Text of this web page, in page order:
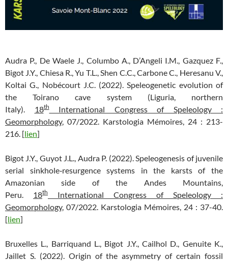
Audra P., De Waele J., Columbo A., D’Angeli I.M., Gazquez F.,
Bigot J.Y., Chiesa R., Yu T.L., Shen C.C., Carbone C., Heresanu V.,
Koltai G., Nobécourt J.C. (2022). Speleogenetic evolution of
the Toirano cave system (Liguria, northern
Italy). 18thInternational Congress of Speleology :
Geomorphology, 07/2022. Karstologia Mémoires, 24 : 213-
216. [lien]
Bigot J.Y., Guyot J.L., Audra P. (2022). Speleogenesis of juvenile
serial sinkhole‐resurgence systems in the karsts of the
Amazonian side of the Andes Mountains,
Peru. 18th
International Congress of Speleology :
Geomorphology, 07/2022. Karstologia Mémoires, 24 : 37-40.
[lien]
Bruxelles L., Barriquand L., Bigot J.Y., Cailhol D., Genuite K.,
Jaillet S. (2022). Origin of the asymmetry of certain fossil